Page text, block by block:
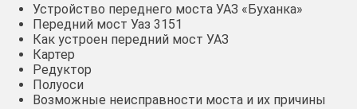
Устройство переднего моста УАЗ «Буханка»
Передний мост Уаз 3151
Как устроен передний мост УАЗ
Картер
Редуктор
Полуоси
Возможные неисправности моста и их причины